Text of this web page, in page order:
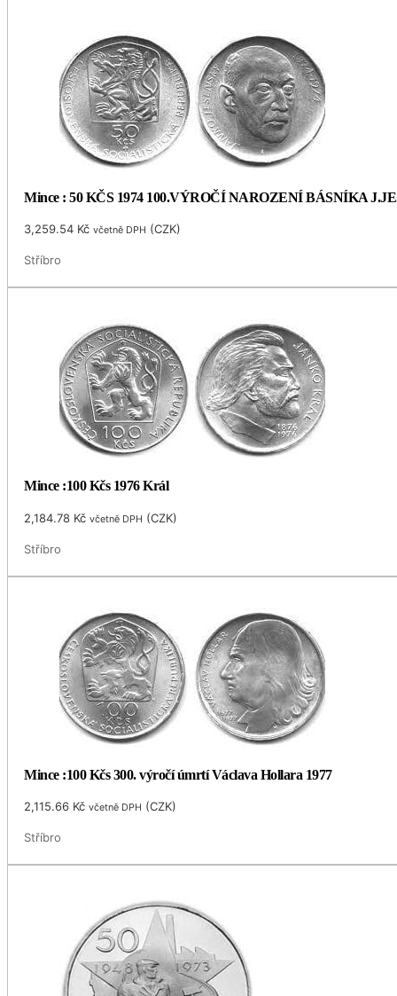
Mince : 50 KČS 1974 100.VÝROČÍ NAROZENÍ BÁSNÍKA
3,259.54 Kč včetně DPH (CZK)
Stříbro
Mince :100 Kčs 1976 Král
2,184.78 Kč včetně DPH (CZK)
Stříbro
Mince :100 Kčs 300. výročí úmrtí Václava Hollara 1977
2,115.66 Kč včetně DPH (CZK)
Stříbro